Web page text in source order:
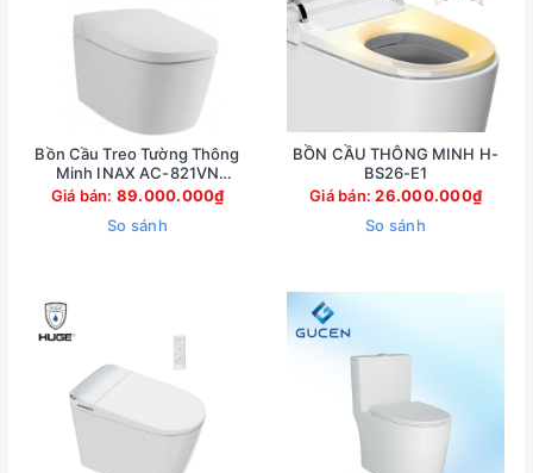
Bồn Cầu Treo Tường Thông
Minh INAX AC-821VN
(AC821VN)
Giá bán: 89.000.000₫
So sánh
BỒN CẦU THÔNG MINH H-
BS26-E1
Giá bán:26.000.000₫
So sánh